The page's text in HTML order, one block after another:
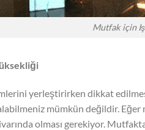
Mutfak için
yerleştirirken dikkat
mümkün değildir. Eğer
olması gerekiyor.